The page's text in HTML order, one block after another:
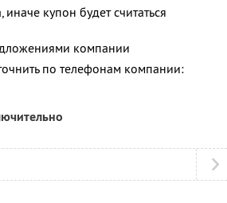
купон будет считаться
компании
по телефонам компании: